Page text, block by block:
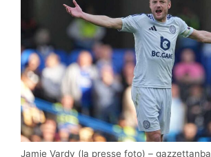
Jamie Vardy (la presse foto) – gazzettanba